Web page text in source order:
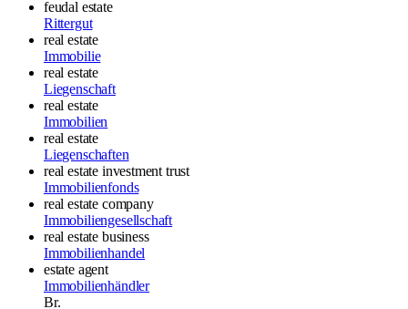
feudal estate
Rittergut
real estate
Immobilie
real estate
Liegenschaft
real estate
Immobilien
real estate
Liegenschaften
real estate investment trust
Immobilienfonds
real estate company
Immobiliengesellschaft
real estate business
Immobilienhandel
estate agent
Immobilienhändler
Br.